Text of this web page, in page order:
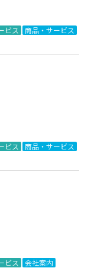
ビス
商品・サービス
ビス
商品・サービス
ビス 会社案内